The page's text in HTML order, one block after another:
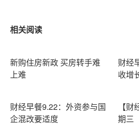
相关阅读
新购住房新政 买房转手难
上难
财经
收增
财经早餐9.22：外资参与国
企混改要适度
【
期三